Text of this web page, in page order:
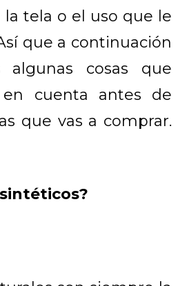
la tela o el uso que le
que a continuación
algunas cosas que
cuenta antes de
que vas a comprar.